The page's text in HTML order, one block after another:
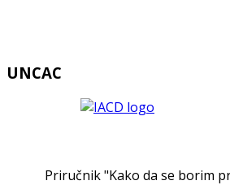
UNCAC
Priručnik "Kako da se borim